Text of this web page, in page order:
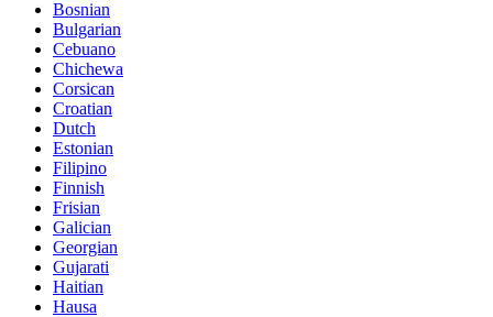
Bosnian
Bulgarian
Cebuano
Chichewa
Corsican
Croatian
Dutch
Estonian
Filipino
Finnish
Frisian
Galician
Georgian
Gujarati
Haitian
Hausa